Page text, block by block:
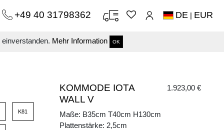
Mehr Information OK
+49 40 31798362 DE | EUR
K81
KOMMODE IOTA
WALL V
1.923,00 €
Maße: B35cm T40cm H130cm
Plattenstärke: 2,5cm